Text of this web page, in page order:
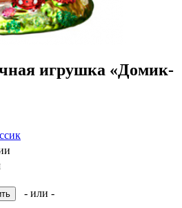
игрушка «Домик-
- или -